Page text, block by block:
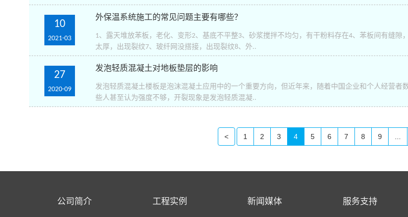
10
2021-03
外保温系统施工的常见问题主要有哪些？
1、露天堆放苯板，老化、变形2、基底不平整3、砂浆搅拌不均匀，有干粉料存在4、苯板间有缝
太厚，出现裂纹7、玻纤网没搭接，出现裂纹8、外..
27
2020-09
发泡轻质混凝土对地板垫层的影响
发泡轻质混凝土楼板是泡沫混凝土应用中的一个重要方向，但近年来，随着中国企业和个人经营
些人甚至认为强度不够，开裂现象是发泡轻质混凝..
< 1 2 3 4 5 6 7 8 9
公司简介 工程实例 新闻媒体 服务支持